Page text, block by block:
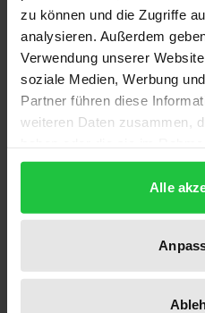
zu können und die Zugriffe
analysieren. Außerdem
Verwendung unserer
soziale Medien, Werbung
Partner führen diese
weiteren Daten zusammen,
gesammelt haben.
Alle
Edition
1
ISBN
978-3-7890-1823-7
Publication Date